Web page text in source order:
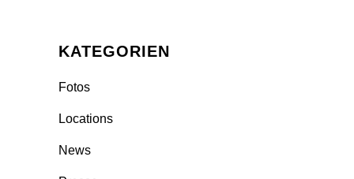
KATEGORIEN
Fotos
Locations
News